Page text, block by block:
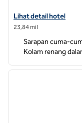
Lihat detail hotel
Lihat detail hotel
23,84 mil
Sarapan cuma-
Kolam renang
1 dari 12